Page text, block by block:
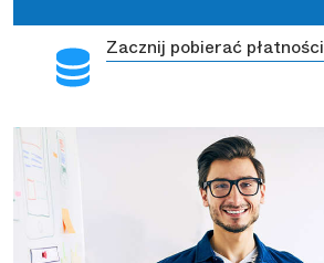
Zacznij pobierać płatności